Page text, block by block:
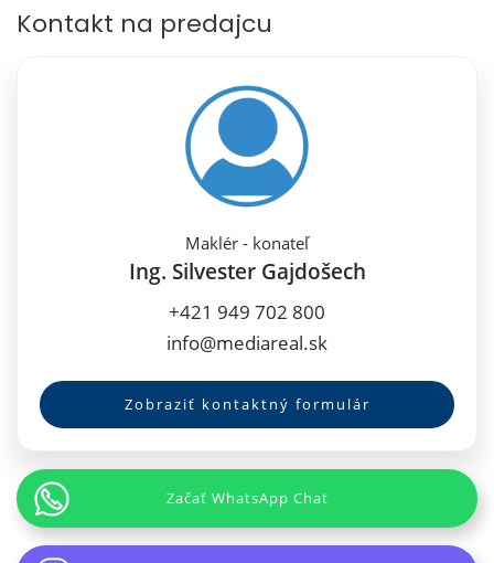
Kontakt na predajcu
Maklér - konateľ
Ing. Silvester Gajdošech
+421 949 702 800
info@mediareal.sk
Zobraziť kontaktný formulár
Začať WhatsApp Chat